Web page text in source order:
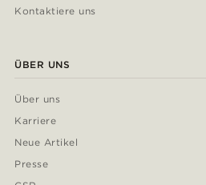
Kontaktiere uns
ÜBER UNS
Über uns
Karriere
Neue Artikel
Presse